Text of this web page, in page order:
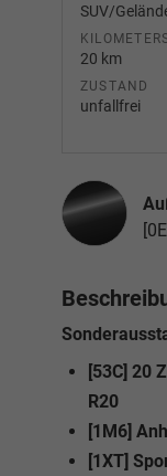
SUV/
20 km
ZUSTAND
unfallfrei
[53C] 20
R20
[1M6]
[1XT]